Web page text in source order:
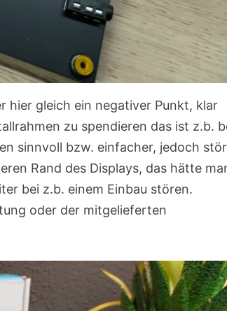
hier gleich ein negativer Punkt, klar
zu spendieren das ist z.b.
sinnvoll bzw. einfacher, jedoch
Rand des Displays, das hätte
bei z.b. einem Einbau stören.
oder der mitgelieferten